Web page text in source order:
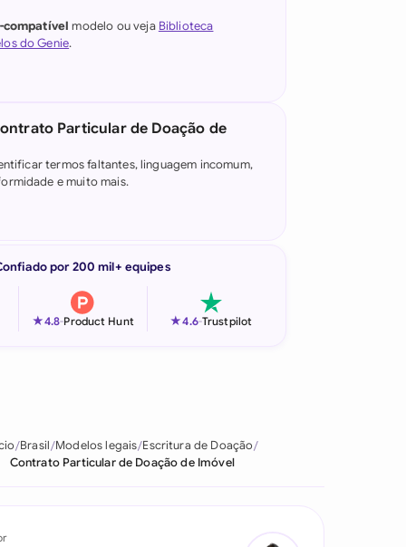
IA jurídica
compatível modelo ou veja Biblioteca
do Genie.
Particular de Doação de
termos faltantes, linguagem incomum,
e muito mais.
por 200 mil+ equipes
★4.8-Product Hunt ★4.6-Trustpilot
Brasil Modelos legais Escritura de Doação
Contrato Particular de Doação de Imóvel